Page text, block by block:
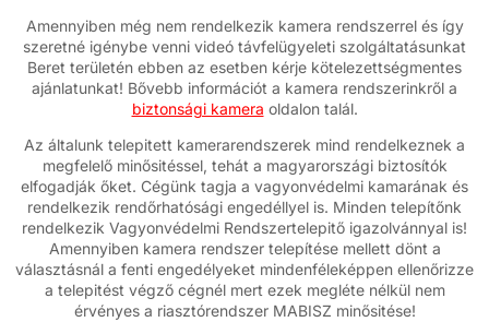
Amennyiben még nem rendelkezik kamera rendszerrel és így
szeretné igénybe venni videó távfelügyeleti szolgáltatásunkat
Beret területén ebben az esetben kérje kötelezettségmentes
ajánlatunkat! Bővebb információt a kamera rendszerinkről a
biztonsági kamera oldalon talál.
Az általunk telepitett kamerarendszerek mind rendelkeznek a
megfelelő minősitéssel, tehát a magyarországi biztosítók
elfogadják őket. Cégünk tagja a vagyonvédelmi kamarának és
rendelkezik rendőrhatósági engedéllyel is. Minden telepítőnk
rendelkezik Vagyonvédelmi Rendszertelepitő igazolvánnyal is!
Amennyiben kamera rendszer telepítése mellett dönt a
választásnál a fenti engedélyeket mindenféleképpen ellenőrizze
a telepitést végző cégnél mert ezek megléte nélkül nem
érvényes a riasztórendszer MABISZ minősitése!